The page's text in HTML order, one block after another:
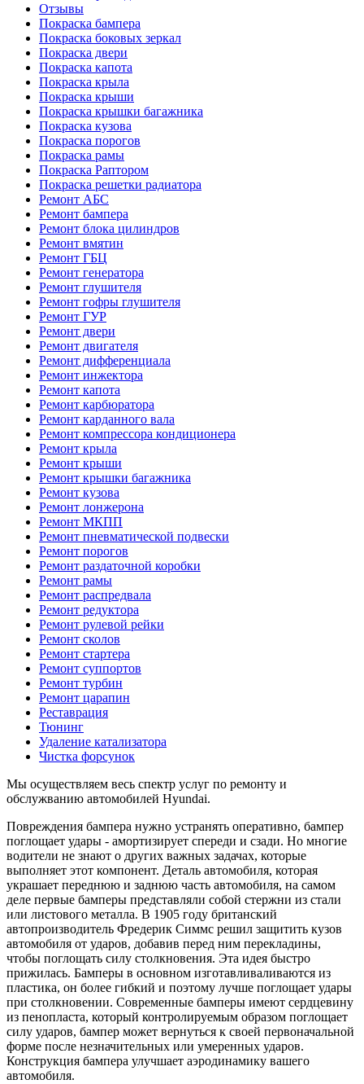
Отзывы
Покраска бампера
Покраска боковых зеркал
Покраска двери
Покраска капота
Покраска крыла
Покраска крыши
Покраска крышки багажника
Покраска кузова
Покраска порогов
Покраска рамы
Покраска Раптором
Покраска решетки радиатора
Ремонт АБС
Ремонт бампера
Ремонт блока цилиндров
Ремонт вмятин
Ремонт ГБЦ
Ремонт генератора
Ремонт глушителя
Ремонт гофры глушителя
Ремонт ГУР
Ремонт двери
Ремонт двигателя
Ремонт дифференциала
Ремонт инжектора
Ремонт капота
Ремонт карбюратора
Ремонт карданного вала
Ремонт компрессора кондиционера
Ремонт крыла
Ремонт крыши
Ремонт крышки багажника
Ремонт кузова
Ремонт лонжерона
Ремонт МКПП
Ремонт пневматической подвески
Ремонт порогов
Ремонт раздаточной коробки
Ремонт рамы
Ремонт распредвала
Ремонт редуктора
Ремонт рулевой рейки
Ремонт сколов
Ремонт стартера
Ремонт суппортов
Ремонт турбин
Ремонт царапин
Реставрация
Тюнинг
Удаление катализатора
Чистка форсунок
Мы осуществляем весь спектр услуг по ремонту и
обслужванию автомобилей Hyundai.
Повреждения бампера нужно устранять оперативно, бампер
поглощает удары - амортизирует спереди и сзади. Но многие
водители не знают о других важных задачах, которые
выполняет этот компонент. Деталь автомобиля, которая
украшает переднюю и заднюю часть автомобиля, на самом
деле первые бамперы представляли собой стержни из стали
или листового металла. В 1905 году британский
автопроизводитель Фредерик Симмс решил защитить кузов
автомобиля от ударов, добавив перед ним перекладины,
чтобы поглощать силу столкновения. Эта идея быстро
прижилась. Бамперы в основном изготавливаливаются из
пластика, он более гибкий и поэтому лучше поглощает удары
при столкновении. Современные бамперы имеют сердцевину
из пенопласта, который контролируемым образом поглощает
силу ударов, бампер может вернуться к своей первоначальной
форме после незначительных или умеренных ударов.
Конструкция бампера улучшает аэродинамику вашего
автомобиля.